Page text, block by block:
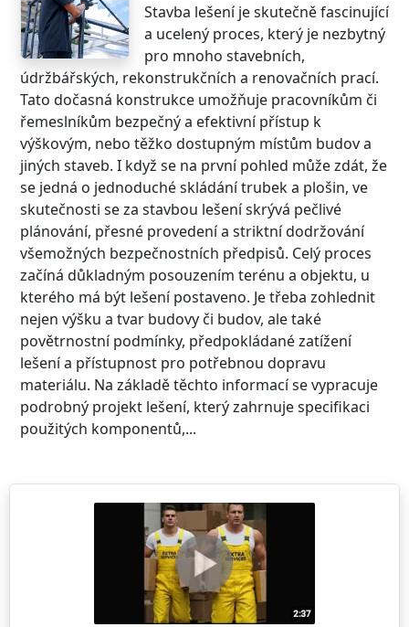
Stavba lešení je skutečně fascinující
a ucelený proces, který je nezbytný
pro mnoho stavebních,
údržbářských, rekonstrukčních a renovačních prací.
Tato dočasná konstrukce umožňuje pracovníkům či
řemeslníkům bezpečný a efektivní přístup k
výškovým, nebo těžko dostupným místům budov a
jiných staveb. I když se na první pohled může zdát, že
se jedná o jednoduché skládání trubek a plošin, ve
skutečnosti se za stavbou lešení skrývá pečlivé
plánování, přesné provedení a striktní dodržování
všemožných bezpečnostních předpisů. Celý proces
začíná důkladným posouzením terénu a objektu, u
kterého má být lešení postaveno. Je třeba zohlednit
nejen výšku a tvar budovy či budov, ale také
povětrnostní podmínky, předpokládané zatížení
lešení a přístupnost pro potřebnou dopravu
materiálu. Na základě těchto informací se vypracuje
podrobný projekt lešení, který zahrnuje specifikaci
použitých komponentů,...